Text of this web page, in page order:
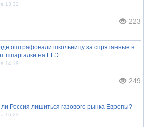
13:32
223
оштрафовали школьницу за спрятанные в
шпаргалки на ЕГЭ
14:19
249
Россия лишиться газового рынка Европы?
16:23